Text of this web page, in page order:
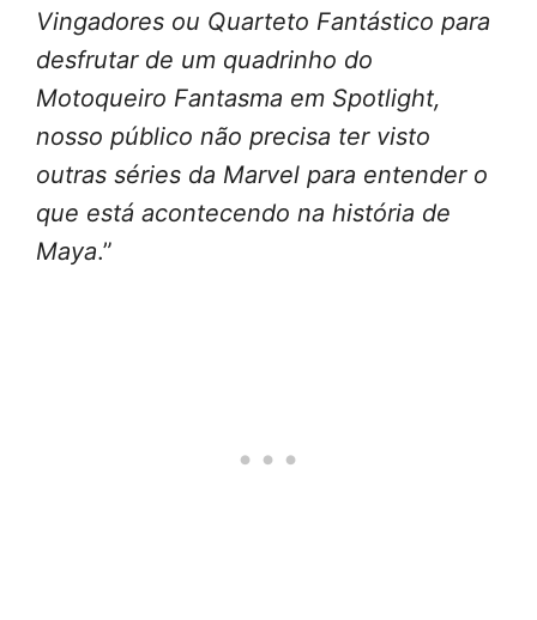
Vingadores ou Quarteto Fantástico para
desfrutar de um quadrinho do
Motoqueiro Fantasma em Spotlight,
nosso público não precisa ter visto
outras séries da Marvel para entender o
que está acontecendo na história de
Maya.”